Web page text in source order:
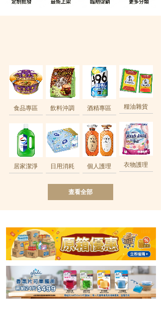
食品專區 飲料沖調 酒精專區 糧油雜貨
衣物護理
居家潔淨 日用消耗 個人護理
查看全部